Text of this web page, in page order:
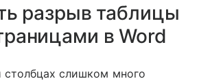
разрыв таблицы
в Word
столбцах слишком много